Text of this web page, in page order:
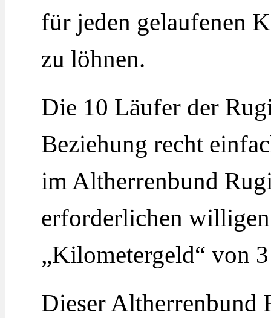
für jeden gelaufenen
zu löhnen.
Die 10 Läufer der
Beziehung recht
im Altherrenbund
erforderlichen
„Kilometergeld“ von
Dieser Altherrenbund